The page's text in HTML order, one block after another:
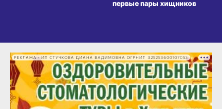
первые пары хищников
РЕКЛАМА • ИП СТУЧКОВА ДИАНА ВАДИМОВНА ОГРНИП 325253600107053